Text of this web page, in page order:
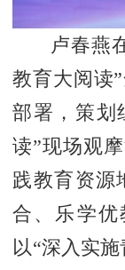
卢春燕
教育大阅读
部署，策划
读”现场观
践教育资源
合、乐学优
以“深入实